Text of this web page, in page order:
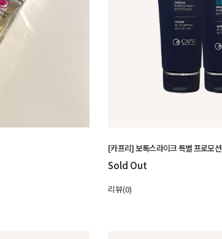
[카프리] 보톡스라이크 특별 프로모션
Sold Out
리뷰(0)